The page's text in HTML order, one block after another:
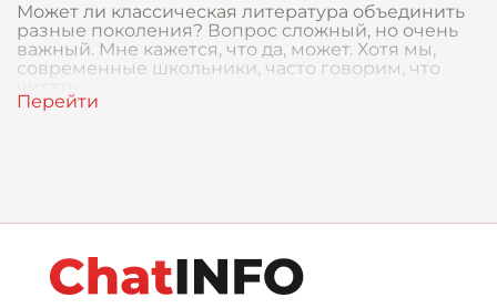
Может ли классическая литература объединить
разные поколения? Вопрос сложный, но очень
важный. Мне кажется, что да, может. Хотя мы,
современные школьники, часто говорим, что